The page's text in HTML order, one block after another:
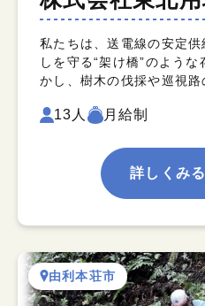
私たちは、送電線の安定
しを守る“架け橋”のよう
かし、樹木の伐採や巡視路
13人 月給制
詳しくみる
由利本荘市